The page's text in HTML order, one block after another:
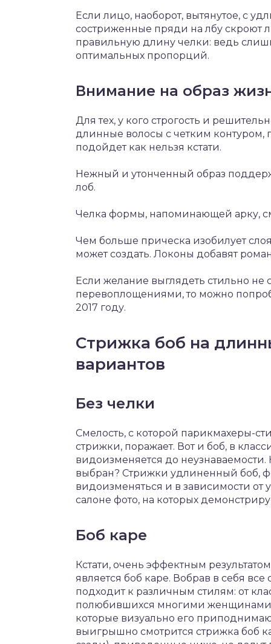
Если лицо, наоборот, вытянутое, с
состриженные пряди на лбу скроют
правильную длину челки: ведь
оптимальных пропорций.
Внимание на образ
Для тех, у кого строгость и
длинные волосы с четким
подойдет как нельзя кстати.
Нежный и утонченный образ
лоб.
Челка формы, напоминающей арку,
Чем больше прическа изобилует
может создать. Локоны добавят
Если желание выглядеть стильно
перевоплощениями, то можно
2017 году.
Стрижка боб на
вариантов
Без челки
Смелость, с которой парикмахеры-
стрижки, поражает. Вот и боб, в
видоизменяется до
выбран? Стрижки удлиненный боб,
видоизменяться и в зависимости от
салоне фото, на которых
Боб каре
Кстати, очень эффектным
является боб каре. Вобрав в себя
подходит к различным стилям: от
полюбившихся многими женщинами
которые визуально его
выигрышно смотрится стрижка боб